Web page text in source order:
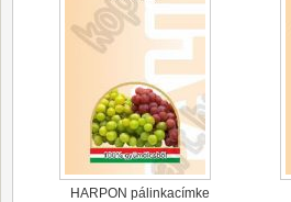
HARPON pálinkacímke